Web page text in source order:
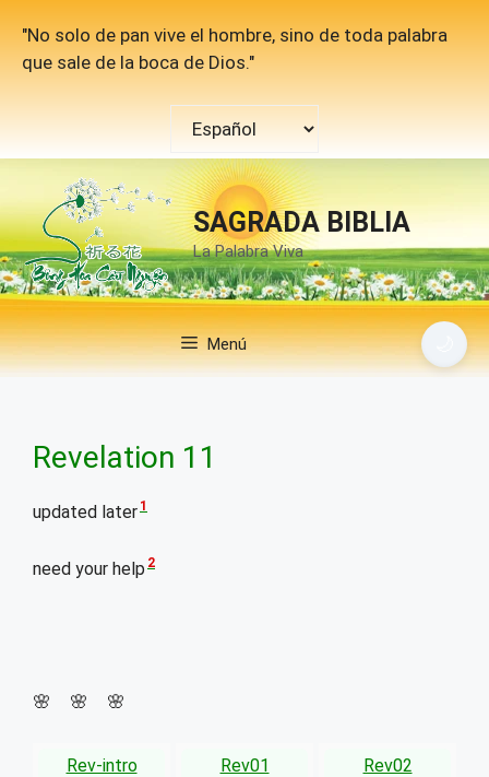
contenido
"No solo de pan vive el hombre, sino de toda palabra
que sale de la boca de Dios."
idioma
SAGRADA BIBLIA
La Palabra Viva
Menú
Revelation 11
updated later 1
need your help 2
🌸 🌸 🌸
Rev-intro Rev01 Rev02